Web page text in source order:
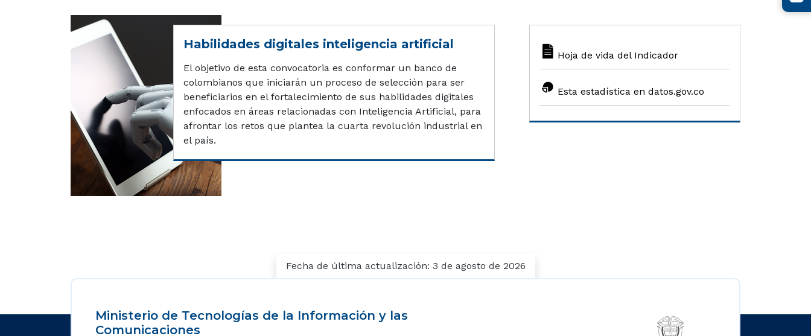
Habilidades digitales inteligencia artificial
El objetivo de esta convocatoria es conformar un banco de
colombianos que iniciarán un proceso de selección para ser
beneficiarios en el fortalecimiento de sus habilidades digitales
enfocados en áreas relacionadas con Inteligencia Artificial, para
afrontar los retos que plantea la cuarta revolución industrial en
el país.
Hoja de vida del Indicador
Esta estadística en datos.gov.co
Fecha de última actualización: 3 de agosto de 2026
Ministerio de Tecnologías de la Información y las
Comunicaciones